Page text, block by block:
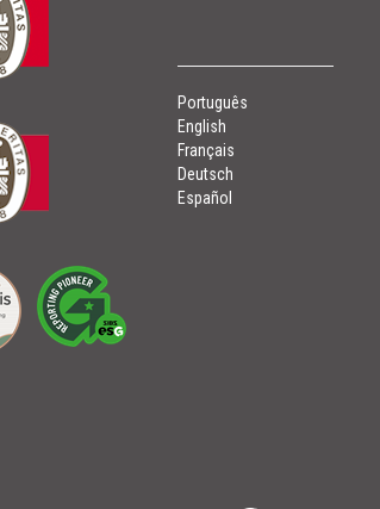
Português
English
Français
Deutsch
Español